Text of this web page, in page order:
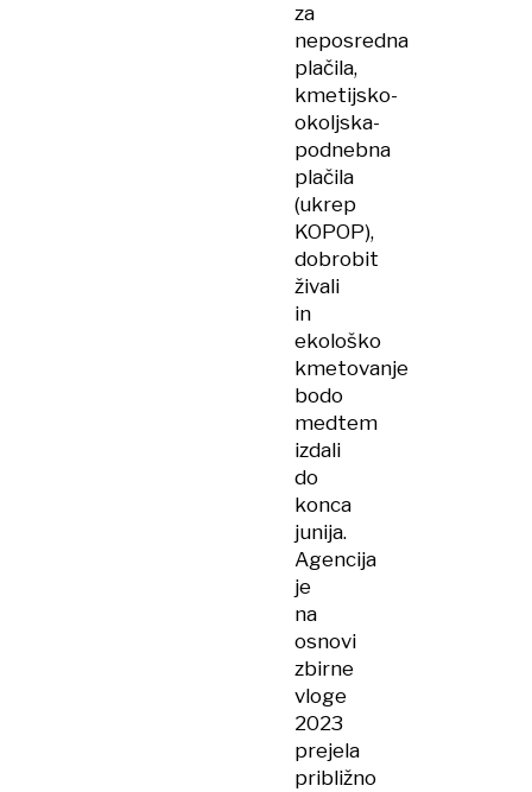
za
neposredna
plačila,
kmetijsko-
okoljska-
podnebna
plačila
(ukrep
KOPOP),
dobrobit
živali
in
ekološko
kmetovanje
bodo
medtem
izdali
do
konca
junija.
Agencija
je
na
osnovi
zbirne
vloge
2023
prejela
približno